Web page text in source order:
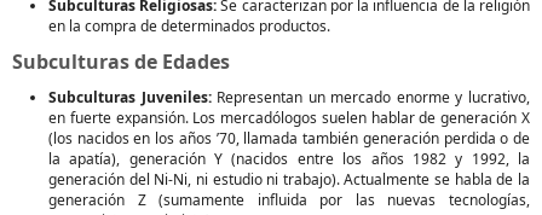
Subculturas Religiosas:Se caracterizan por la influencia de la religión
en la compra de determinados productos.
Subculturas de Edades
Subculturas Juveniles:Representan un mercado enorme y lucrativo,
en fuerte expansión. Los mercadólogos suelen hablar de generación X
(los nacidos en los años ’70, llamada también generación perdida o de
la apatía), generación Y (nacidos entre los años 1982 y 1992, la
generación del Ni-Ni, ni estudio ni trabajo). Actualmente se habla de la
generación Z (sumamente influida por las nuevas tecnologías,